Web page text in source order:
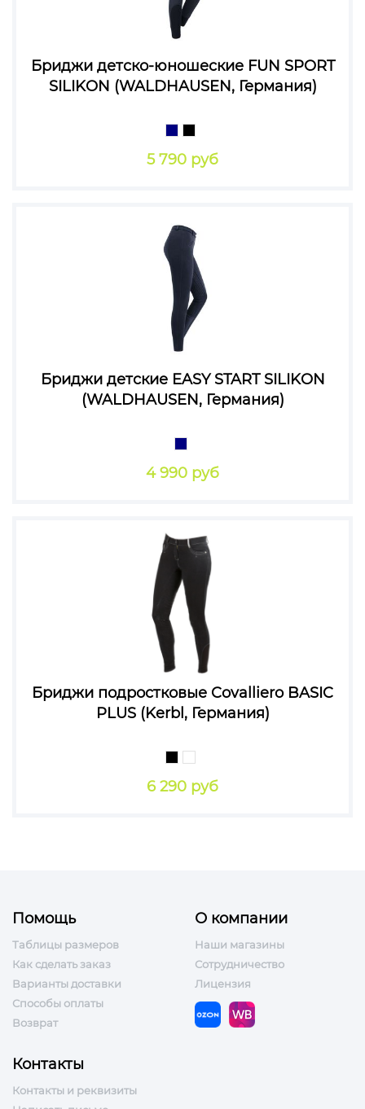
Бриджи детско-юношеские FUN SPORT
SILIKON (WALDHAUSEN, Германия)
5 790 руб
Бриджи детские EASY START SILIKON
(WALDHAUSEN, Германия)
4 990 руб
Бриджи подростковые Covalliero BASIC
PLUS (Kerbl, Германия)
6 290 руб
Помощь
Таблицы размеров
Как сделать заказ
Варианты доставки
Способы оплаты
Возврат
О компании
Наши магазины
Сотрудничество
Лицензия
Контакты
Контакты и реквизиты